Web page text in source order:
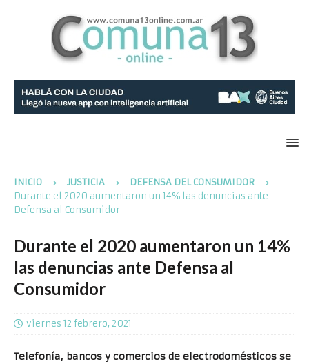
INICIO JUSTICIA
DEFENSA DEL CONSUMIDOR
Durante el 2020 aumentaron un 14% las denuncias ante
Defensa al Consumidor
Durante el 2020 aumentaron un 14%
las denuncias ante Defensa al
Consumidor
viernes 12 febrero, 2021
Telefonía, bancos y comercios de electrodomésticos se